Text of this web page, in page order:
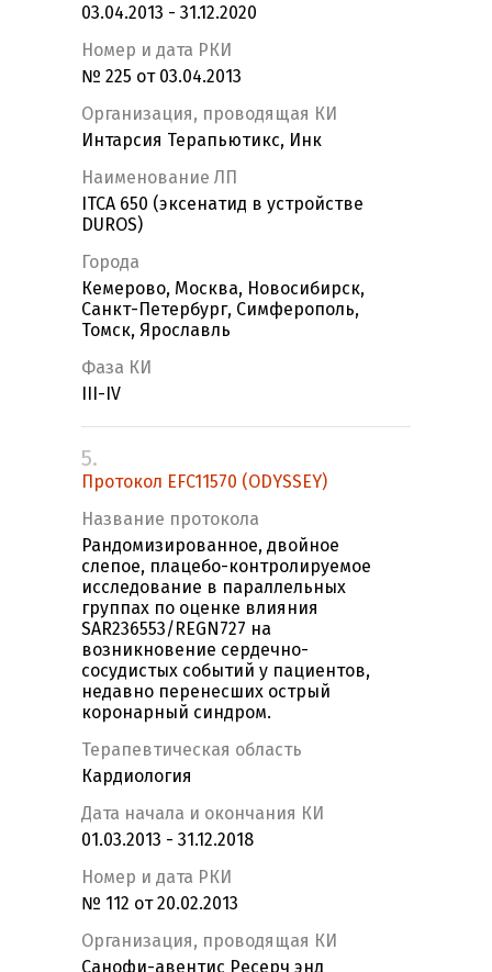
03.04.2013 - 31.12.2020
Номер и дата РКИ
№ 225 от 03.04.2013
Организация, проводящая КИ
Интарсия Терапьютикс, Инк
Наименование ЛП
ITCA 650 (эксенатид в устройстве
DUROS)
Города
Кемерово, Москва, Новосибирск,
Санкт-Петербург, Симферополь,
Томск, Ярославль
Фаза КИ
III-IV
5.
Протокол EFC11570 (ODYSSEY)
Название протокола
Рандомизированное, двойное
слепое, плацебо-контролируемое
исследование в параллельных
группах по оценке влияния
SAR236553/REGN727 на
возникновение сердечно-
сосудистых событий у пациентов,
недавно перенесших острый
коронарный синдром.
Терапевтическая область
Кардиология
Дата начала и окончания КИ
01.03.2013 - 31.12.2018
Номер и дата РКИ
№ 112 от 20.02.2013
Организация, проводящая КИ
Санофи-авентис Ресерч энд